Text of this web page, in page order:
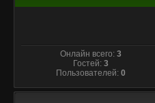
Онлайн всего:3
Гостей:3
Пользователей:0